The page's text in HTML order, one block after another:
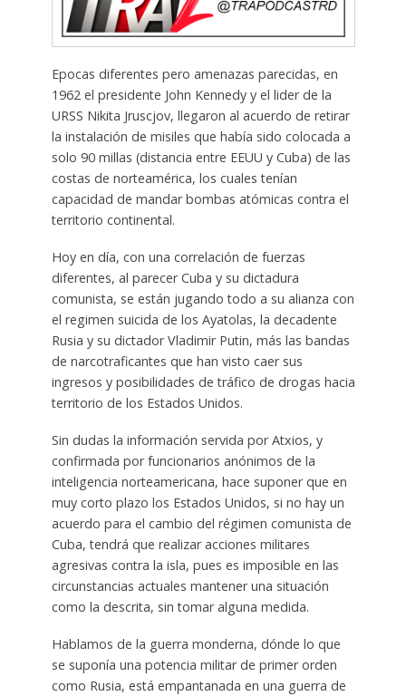
Epocas diferentes pero amenazas parecidas, en
1962 el presidente John Kennedy y el lider de la
URSS Nikita Jruscjov, llegaron al acuerdo de retirar
la instalación de misiles que había sido colocada a
solo 90 millas (distancia entre EEUU y Cuba) de las
costas de norteamérica, los cuales tenían
capacidad de mandar bombas atómicas contra el
territorio continental.
Hoy en día, con una correlación de fuerzas
diferentes, al parecer Cuba y su dictadura
comunista, se están jugando todo a su alianza con
el regimen suicida de los Ayatolas, la decadente
Rusia y su dictador Vladimir Putin, más las bandas
de narcotraficantes que han visto caer sus
ingresos y posibilidades de tráfico de drogas hacia
territorio de los Estados Unidos.
Sin dudas la información servida por Atxios, y
confirmada por funcionarios anónimos de la
inteligencia norteamericana, hace suponer que en
muy corto plazo los Estados Unidos, si no hay un
acuerdo para el cambio del régimen comunista de
Cuba, tendrá que realizar acciones militares
agresivas contra la isla, pues es imposible en las
circunstancias actuales mantener una situación
como la descrita, sin tomar alguna medida.
Hablamos de la guerra monderna, dónde lo que
se suponía una potencia militar de primer orden
como Rusia, está empantanada en una guerra de